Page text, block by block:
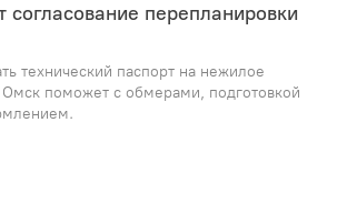
согласование перепланировки
технический паспорт на нежилое
поможет с обмерами, подготовкой